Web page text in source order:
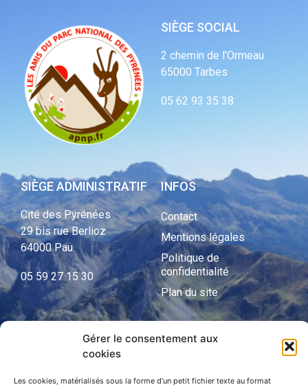
Gérer le consentement aux
cookies
Les cookies, matérialisés sous la forme d’un petit fichier texte au format
SIÈGE SOCIAL
2 chemin de l’Ormeau
65000 Tarbes
05 62 93 35 38
SIÈGE ADMINISTRATIF
Cité des Pyrénées
29 bis rue Berlioz
64000 Pau
05 59 27 15 30
INFOS
Contact
Mentions légales
Politique de
confidentialité
Plan du site